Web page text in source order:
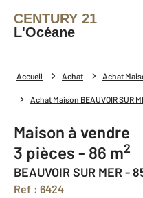
CENTURY 21
L'Océane
Accueil Achat Achat
Achat Maison BEAUVOIR SUR
Maison à vendre
3 pièces - 86 m2
BEAUVOIR SUR MER -
Ref : 6424